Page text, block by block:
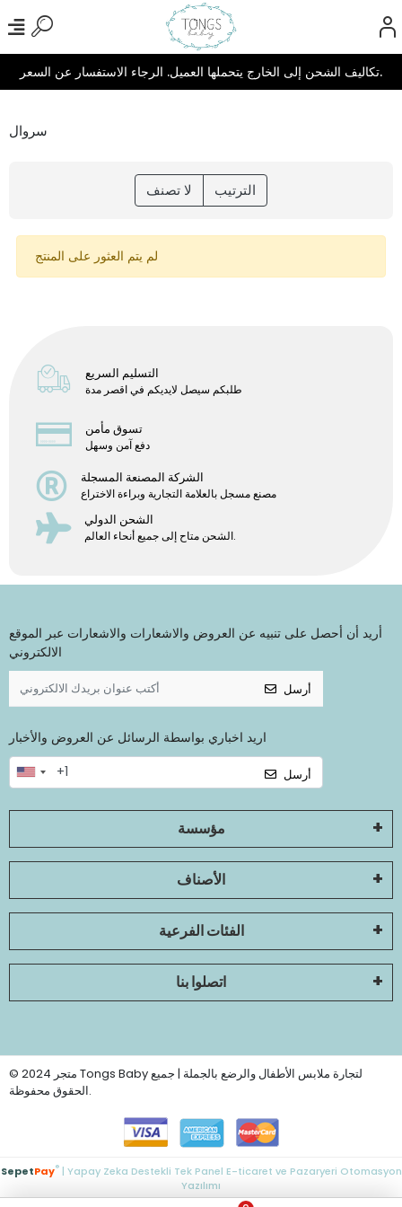
تكاليف الشحن إلى الخارج يتحملها العميل. الرجاء الاستفسار عن السعر.
سروال
لا تصنف الترتيب
لم يتم العثور على المنتج
التسليم السريع
طلبكم سيصل لايديكم في اقصر مدة
تسوق مأمن
دفع آمن وسهل
الشركة المصنعة المسجلة
مصنع مسجل بالعلامة التجارية وبراءة الاختراع
الشحن الدولي
الشحن متاح إلى جميع أنحاء العالم.
أريد أن أحصل على تنبيه عن العروض والاشعارات والاشعارات عبر الموقع
الالكتروني
أرسل
اريد اخباري بواسطة الرسائل عن العروض والأخبار
أرسل
مؤسسة
الأصناف
الفئات الفرعية
اتصلوا بنا
© 2024 متجر Tongs Baby لتجارة ملابس الأطفال والرضع بالجملة | جميع
الحقوق محفوظة.
SepetPay®| Yapay Zeka Destekli Tek Panel E-ticaret ve Pazaryeri Otomasyon
Yazılımı